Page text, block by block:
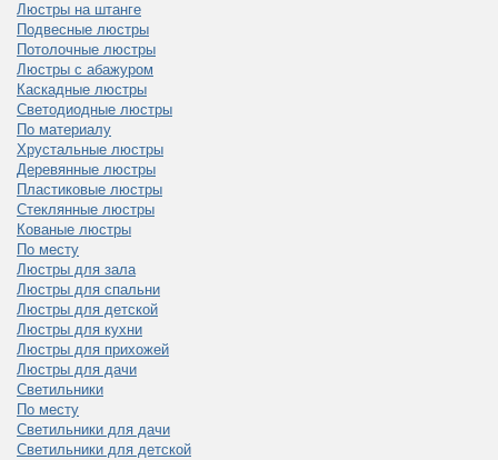
Люстры на штанге
Подвесные люстры
Потолочные люстры
Люстры с абажуром
Каскадные люстры
Светодиодные люстры
По материалу
Хрустальные люстры
Деревянные люстры
Пластиковые люстры
Стеклянные люстры
Кованые люстры
По месту
Люстры для зала
Люстры для спальни
Люстры для детской
Люстры для кухни
Люстры для прихожей
Люстры для дачи
Светильники
По месту
Светильники для дачи
Светильники для детской